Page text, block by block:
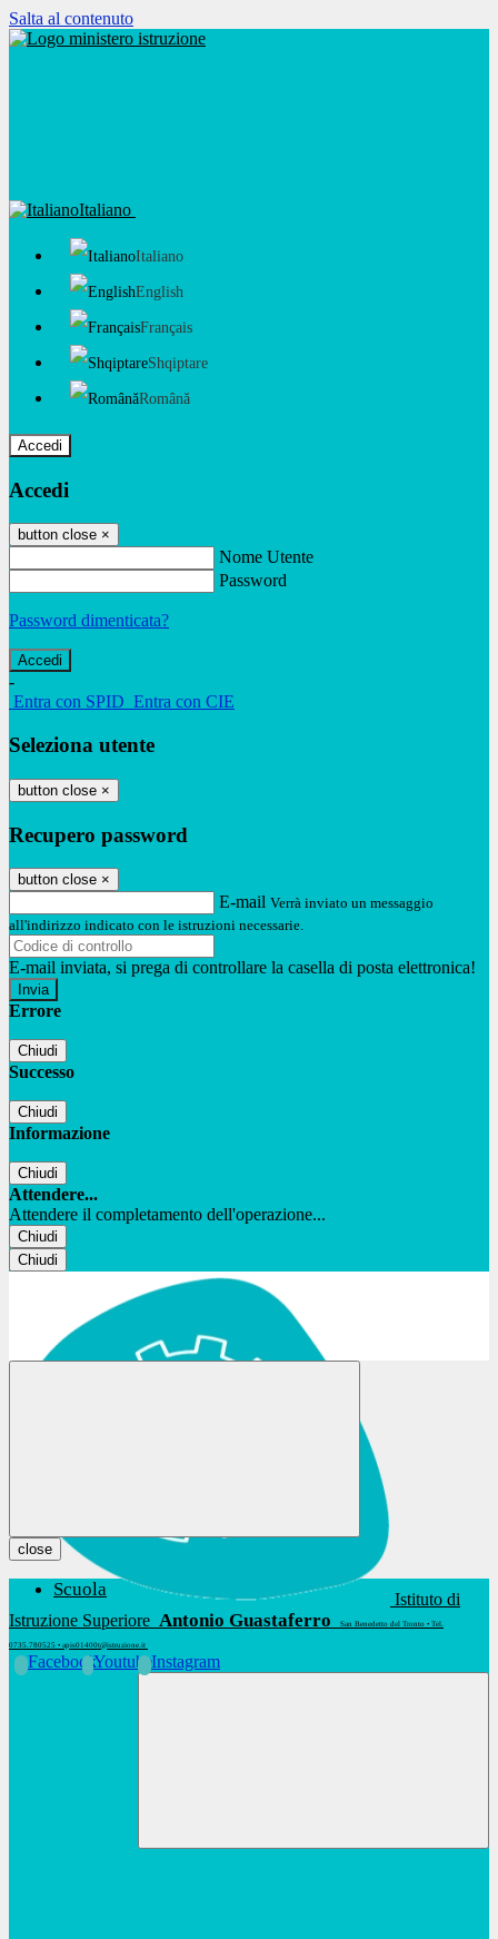
Salta al contenuto
Italiano
Italiano
English
Français
Shqiptare
Română
Accedi
Accedi
button close ×
Nome Utente
Password
Password dimenticata?
-
Entra con SPID Entra con CIE
Seleziona utente
button close ×
Recupero password
button close ×
E-mail Verrà inviato un messaggio
all'indirizzo indicato con le istruzioni necessarie.
E-mail inviata, si prega di controllare la casella di posta elettronica!
Errore
Chiudi
Successo
Chiudi
Informazione
Chiudi
Attendere...
Attendere il completamento dell'operazione...
Chiudi
Chiudi
Istituto di
Istruzione Superiore Antonio Guastaferro San Benedetto del Tronto • Tel.
0735.780525 • apis01400t@istruzione.it
FacebookYoutubeInstagram
close
Scuola